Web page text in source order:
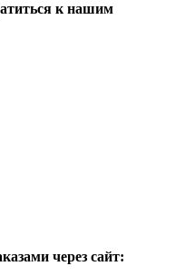
к нашим
через сайт: